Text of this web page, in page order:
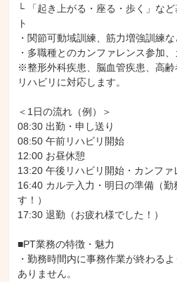
└ 「起き上がる・座る・歩く」な
ト
・関節可動域訓練、筋力増強訓練
・多職種とのカンファレンス参加
※整形外科疾患、脳血管疾患、高
リハビリに対応します。
＜1日の流れ（例）＞
08:30 出勤・申し送り
08:50 午前リハビリ開始
12:00 お昼休憩
13:20 午後リハビリ開始・カンファ
16:40 カルテ入力・明日の準備（勤
す！）
17:30 退勤（お疲れ様でした！）
■PT業務の特徴・魅力
・勤務時間内に事務作業が終わる
ありません。